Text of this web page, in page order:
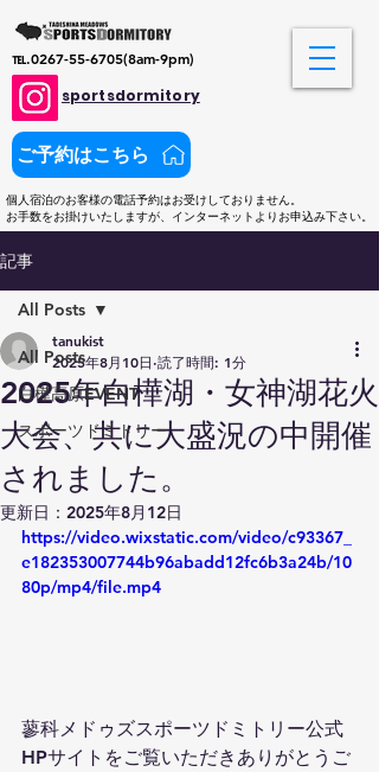
​℡.0267-55-6705(8am-9pm)
ご予約はこちら
​個人宿泊のお客様の電話予約はお受けしておりません。
お手数をお掛けいたしますが、インターネットよりお申込み下さい。
sportsdormitory
記事
All Posts
白樺高原EVENT
スポーツドミトリー
All Posts
2025年白樺湖・女神湖花火
大会、共に大盛況の中開催
されました。
tanukist
2025年8月10日 読了時間: 1分
更新日： 2025年8月12日
https://video.wixstatic.com/video/c93367_
e182353007744b96abadd12fc6b3a24b/10
80p/mp4/file.mp4
蓼科メドゥズスポーツドミトリー公式
HPサイトをご覧いただきありがとうご